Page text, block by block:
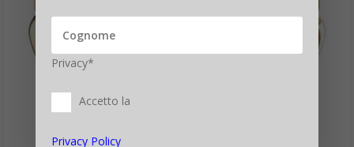
Privacy*
Accetto la
Privacy Policy